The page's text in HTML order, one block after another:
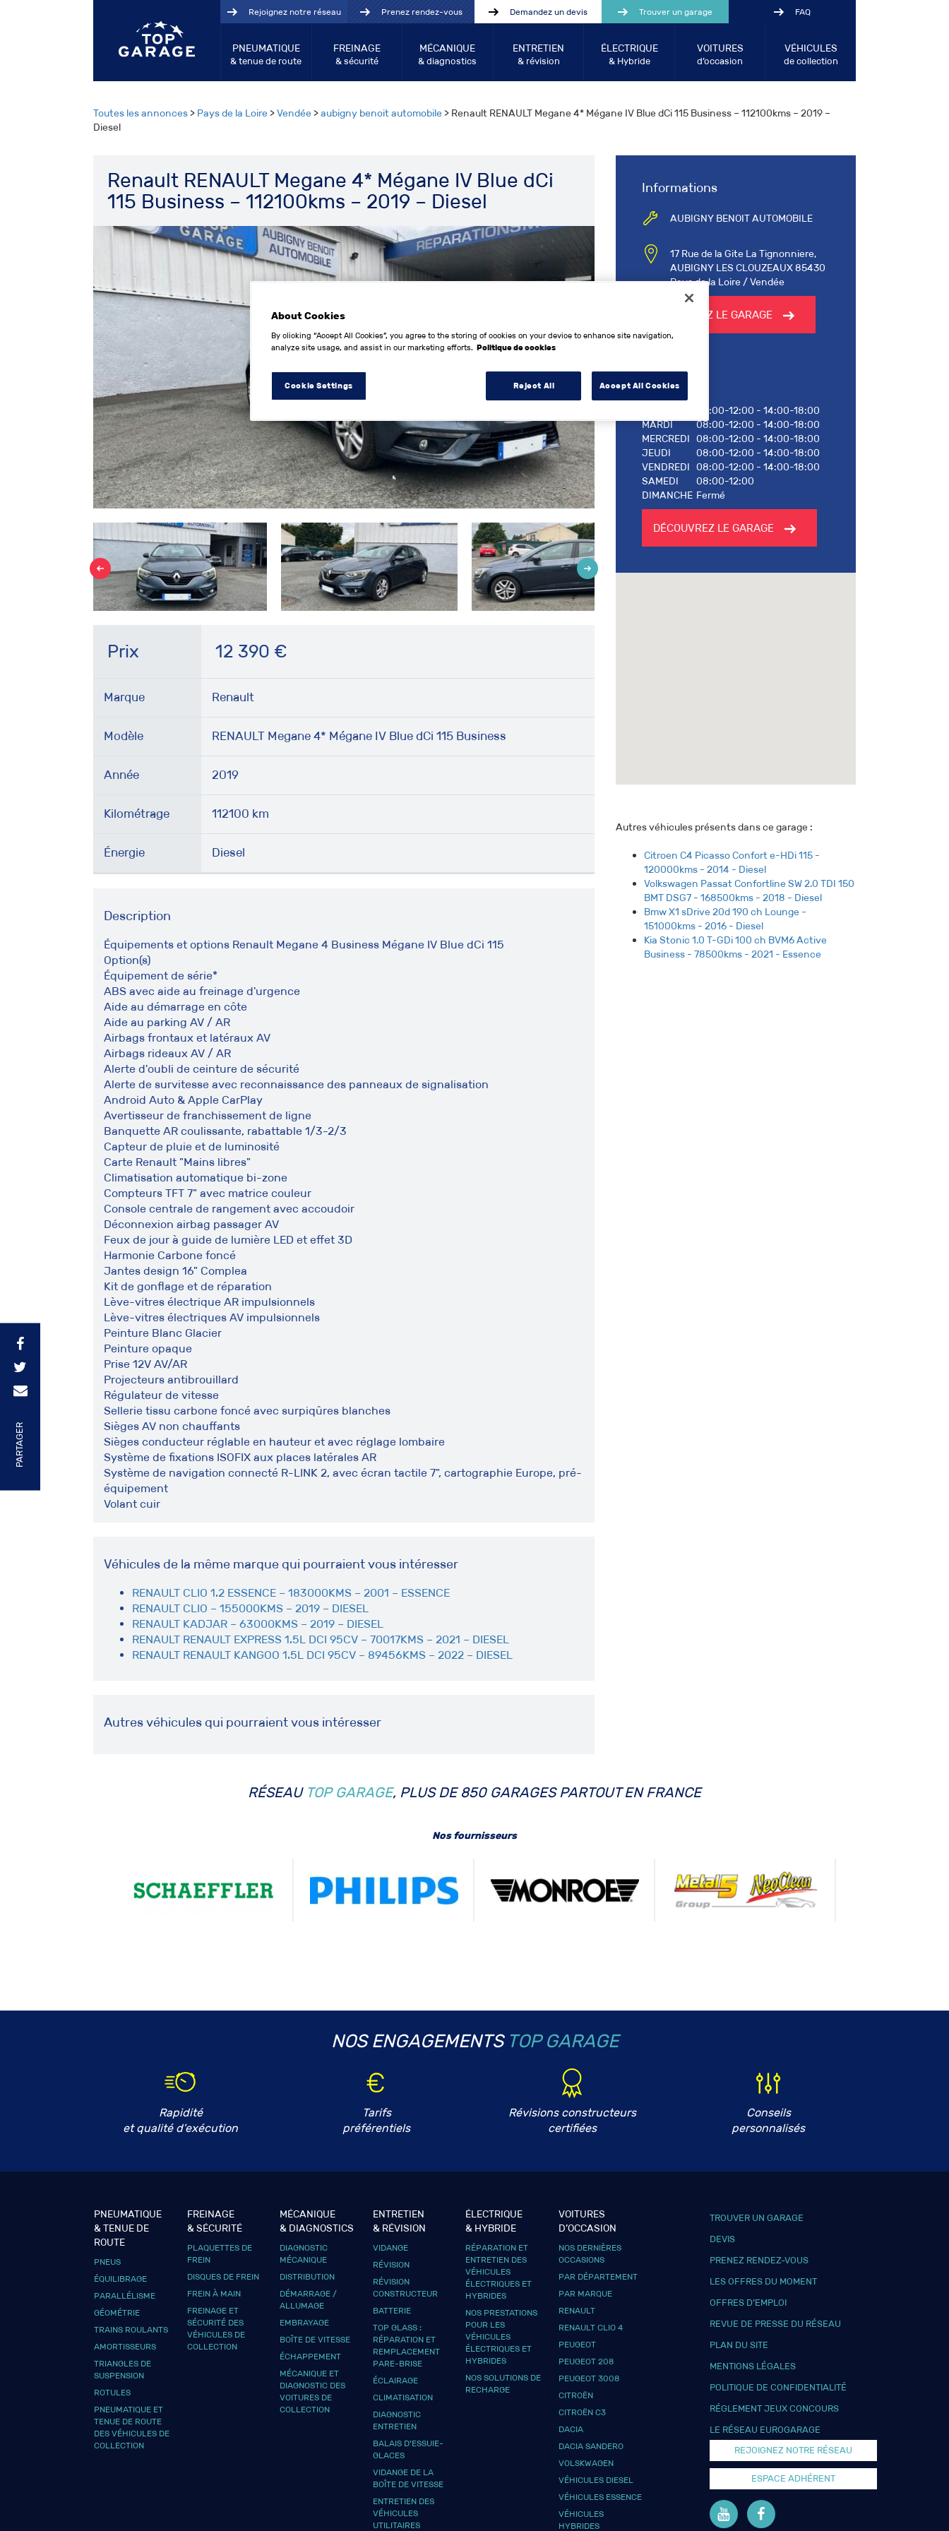
Rejoignez notre réseau Prenez rendez-vous Demandez un devis Trouver un garage FAQ
PNEUMATIQUE
& tenue de route
FREINAGE
& sécurité
MÉCANIQUE
& diagnostics
ENTRETIEN
& révision
ÉLECTRIQUE
& Hybride
VOITURES
d’occasion
VÉHICULES
de collection
PARTAGER
Toutes les annonces > Pays de la Loire >Vendée >aubigny benoit automobile > Renault RENAULT Megane 4* Mégane IV Blue dCi 115 Business – 112100kms – 2019 –
Diesel
Renault RENAULT Megane 4* Mégane IV Blue dCi
115 Business – 112100kms – 2019 – Diesel
Prix 12 390 €
Marque Renault
Modèle RENAULT Megane 4* Mégane IV Blue dCi 115 Business
Année 2019
Kilométrage 112100 km
Énergie Diesel
Description
Équipements et options Renault Megane 4 Business Mégane IV Blue dCi 115
Option(s)
Équipement de série*
ABS avec aide au freinage d'urgence
Aide au démarrage en côte
Aide au parking AV / AR
Airbags frontaux et latéraux AV
Airbags rideaux AV / AR
Alerte d'oubli de ceinture de sécurité
Alerte de survitesse avec reconnaissance des panneaux de signalisation
Android Auto & Apple CarPlay
Avertisseur de franchissement de ligne
Banquette AR coulissante, rabattable 1/3-2/3
Capteur de pluie et de luminosité
Carte Renault "Mains libres"
Climatisation automatique bi-zone
Compteurs TFT 7" avec matrice couleur
Console centrale de rangement avec accoudoir
Déconnexion airbag passager AV
Feux de jour à guide de lumière LED et effet 3D
Harmonie Carbone foncé
Jantes design 16" Complea
Kit de gonflage et de réparation
Lève-vitres électrique AR impulsionnels
Lève-vitres électriques AV impulsionnels
Peinture Blanc Glacier
Peinture opaque
Prise 12V AV/AR
Projecteurs antibrouillard
Régulateur de vitesse
Sellerie tissu carbone foncé avec surpiqûres blanches
Sièges AV non chauffants
Sièges conducteur réglable en hauteur et avec réglage lombaire
Système de fixations ISOFIX aux places latérales AR
Système de navigation connecté R-LINK 2, avec écran tactile 7", cartographie Europe, pré-
équipement
Volant cuir
Véhicules de la même marque qui pourraient vous intéresser
RENAULT CLIO 1.2 ESSENCE – 183000KMS – 2001 – ESSENCE
RENAULT CLIO – 155000KMS – 2019 – DIESEL
RENAULT KADJAR – 63000KMS – 2019 – DIESEL
RENAULT RENAULT EXPRESS 1.5L DCI 95CV – 70017KMS – 2021 – DIESEL
RENAULT RENAULT KANGOO 1.5L DCI 95CV – 89456KMS – 2022 – DIESEL
Autres véhicules qui pourraient vous intéresser
Informations
AUBIGNY BENOIT AUTOMOBILE
17 Rue de la Gite La Tignonniere,
AUBIGNY LES CLOUZEAUX 85430
Pays de la Loire / Vendée
CONTACTEZ LE GARAGE
Horaires
08:00-12:00 - 14:00-18:00
MARDI
08:00-12:00 - 14:00-18:00
MERCREDI 08:00-12:00 - 14:00-18:00
JEUDI
08:00-12:00 - 14:00-18:00
VENDREDI 08:00-12:00 - 14:00-18:00
SAMEDI
08:00-12:00
DIMANCHE Fermé
DÉCOUVREZ LE GARAGE
Autres véhicules présents dans ce garage :
Citroen C4 Picasso Confort e-HDi 115 -
120000kms - 2014 - Diesel
Volkswagen Passat Confortline SW 2.0 TDI 150
BMT DSG7 - 168500kms - 2018 - Diesel
Bmw X1 sDrive 20d 190 ch Lounge -
151000kms - 2016 - Diesel
Kia Stonic 1.0 T-GDi 100 ch BVM6 Active
Business - 78500kms - 2021 - Essence
RÉSEAU TOP GARAGE, PLUS DE 850 GARAGES PARTOUT EN FRANCE
Nos fournisseurs
NOS ENGAGEMENTS TOP GARAGE
Rapidité
et qualité d'exécution
Tarifs
préférentiels
Révisions constructeurs
certifiées
Conseils
personnalisés
PNEUMATIQUE
& TENUE DE
ROUTE
PNEUS
ÉQUILIBRAGE
PARALLÉLISME
GÉOMÉTRIE
TRAINS ROULANTS
AMORTISSEURS
TRIANGLES DE
SUSPENSION
ROTULES
PNEUMATIQUE ET
TENUE DE ROUTE
DES VÉHICULES DE
COLLECTION
FREINAGE
& SÉCURITÉ
PLAQUETTES DE
FREIN
DISQUES DE FREIN
FREIN À MAIN
FREINAGE ET
SÉCURITÉ DES
VÉHICULES DE
COLLECTION
MÉCANIQUE
& DIAGNOSTICS
DIAGNOSTIC
MÉCANIQUE
DISTRIBUTION
DÉMARRAGE /
ALLUMAGE
EMBRAYAGE
BOÎTE DE VITESSE
ÉCHAPPEMENT
MÉCANIQUE ET
DIAGNOSTIC DES
VOITURES DE
COLLECTION
ENTRETIEN
& RÉVISION
VIDANGE
RÉVISION
RÉVISION
CONSTRUCTEUR
BATTERIE
TOP GLASS :
RÉPARATION ET
REMPLACEMENT
PARE-BRISE
ÉCLAIRAGE
CLIMATISATION
DIAGNOSTIC
ENTRETIEN
BALAIS D’ESSUIE-
GLACES
VIDANGE DE LA
BOÎTE DE VITESSE
ENTRETIEN DES
VÉHICULES
UTILITAIRES
ÉLECTRIQUE
& HYBRIDE
RÉPARATION ET
ENTRETIEN DES
VÉHICULES
ÉLECTRIQUES ET
HYBRIDES
NOS PRESTATIONS
POUR LES
VÉHICULES
ÉLECTRIQUES ET
HYBRIDES
NOS SOLUTIONS DE
RECHARGE
VOITURES
D’OCCASION
NOS DERNIÈRES
OCCASIONS
PAR DÉPARTEMENT
PAR MARQUE
RENAULT
RENAULT CLIO 4
PEUGEOT
PEUGEOT 208
PEUGEOT 3008
CITROËN
CITROËN C3
DACIA
DACIA SANDERO
VOLSKWAGEN
VÉHICULES DIESEL
VÉHICULES ESSENCE
VÉHICULES
HYBRIDES
TROUVER UN GARAGE
DEVIS
PRENEZ RENDEZ-VOUS
LES OFFRES DU MOMENT
OFFRES D’EMPLOI
REVUE DE PRESSE DU RÉSEAU
PLAN DU SITE
MENTIONS LÉGALES
POLITIQUE DE CONFIDENTIALITÉ
RÉGLEMENT JEUX CONCOURS
LE RÉSEAU EUROGARAGE
REJOIGNEZ NOTRE RÉSEAU
ESPACE ADHÉRENT
About Cookies
By clicking “Accept All Cookies”, you agree to the storing of cookies on your device to enhance site navigation,
analyze site usage, and assist in our marketing efforts. Politique de cookies
Cookie Settings Reject All Accept All Cookies